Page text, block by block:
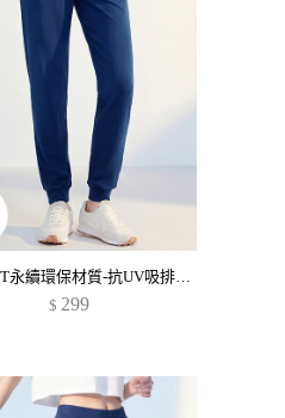
舒適.MIT永續環保材質-抗UV吸排抗菌束口長褲
$ 299